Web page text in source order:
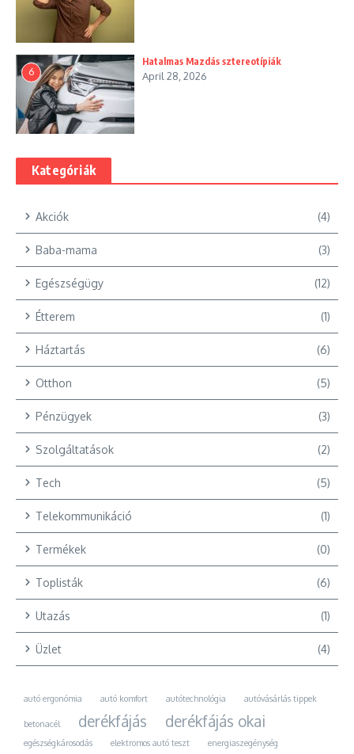
6
Hatalmas Mazdás sztereotípiák
April 28, 2026
Kategóriák
Akciók (4)
Baba-mama (3)
Egészségügy (12)
Étterem (1)
Háztartás (6)
Otthon (5)
Pénzügyek (3)
Szolgáltatások (2)
Tech (5)
Telekommunikáció (1)
Termékek (0)
Toplisták (6)
Utazás (1)
Üzlet (4)
autó ergonómia autó komfort autótechnológia autóvásárlás tippek
betonacél derékfájás derékfájás okai
egészségkárosodás elektromos autó teszt energiaszegénység